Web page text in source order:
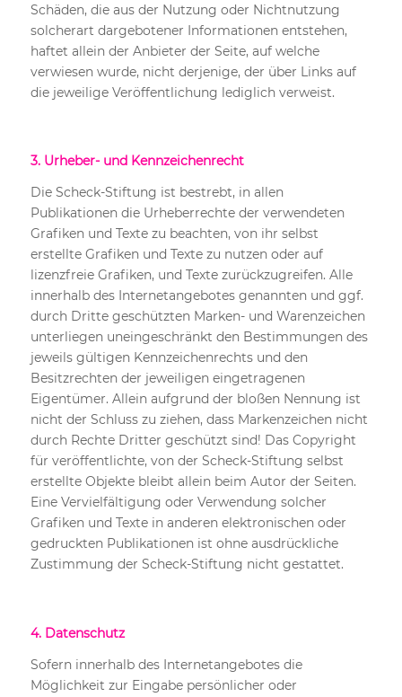
Schäden, die aus der Nutzung oder Nichtnutzung
solcherart dargebotener Informationen entstehen,
haftet allein der Anbieter der Seite, auf welche
verwiesen wurde, nicht derjenige, der über Links auf
die jeweilige Veröffentlichung lediglich verweist.
3. Urheber- und Kennzeichenrecht
Die Scheck-Stiftung ist bestrebt, in allen
Publikationen die Urheberrechte der verwendeten
Grafiken und Texte zu beachten, von ihr selbst
erstellte Grafiken und Texte zu nutzen oder auf
lizenzfreie Grafiken, und Texte zurückzugreifen. Alle
innerhalb des Internetangebotes genannten und ggf.
durch Dritte geschützten Marken- und Warenzeichen
unterliegen uneingeschränkt den Bestimmungen des
jeweils gültigen Kennzeichenrechts und den
Besitzrechten der jeweiligen eingetragenen
Eigentümer. Allein aufgrund der bloßen Nennung ist
nicht der Schluss zu ziehen, dass Markenzeichen nicht
durch Rechte Dritter geschützt sind! Das Copyright
für veröffentlichte, von der Scheck-Stiftung selbst
erstellte Objekte bleibt allein beim Autor der Seiten.
Eine Vervielfältigung oder Verwendung solcher
Grafiken und Texte in anderen elektronischen oder
gedruckten Publikationen ist ohne ausdrückliche
Zustimmung der Scheck-Stiftung nicht gestattet.
4. Datenschutz
Sofern innerhalb des Internetangebotes die
Möglichkeit zur Eingabe persönlicher oder